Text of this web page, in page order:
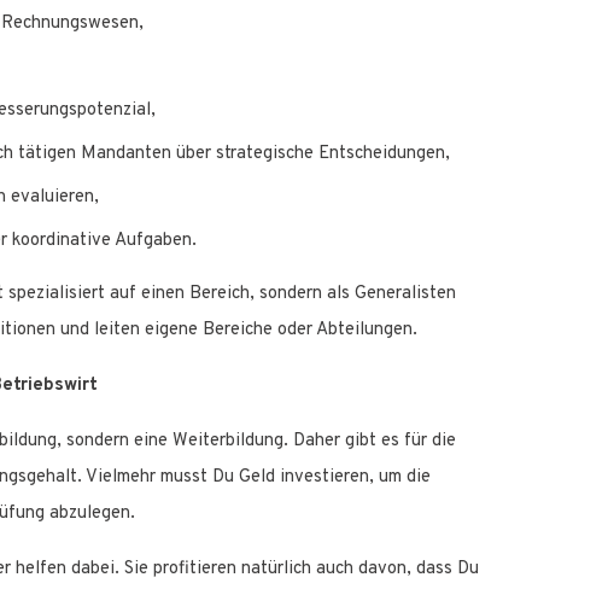
tätigen Mandanten über strategische Entscheidungen,
evaluieren,
koordinative Aufgaben.
auf einen Bereich, sondern als Generalisten
und leiten eigene Bereiche oder Abteilungen.
sondern eine Weiterbildung. Daher gibt es für die
Vielmehr musst Du Geld investieren, um die
abzulegen.
helfen dabei. Sie profitieren natürlich auch davon, dass Du